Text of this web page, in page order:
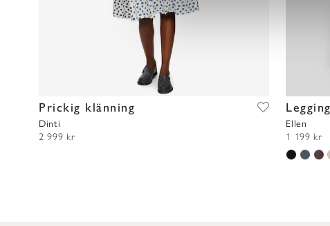
l
e
c
t
i
o
Prickig klänning
Dinti
2 999 kr
Ellen
1 199 kr